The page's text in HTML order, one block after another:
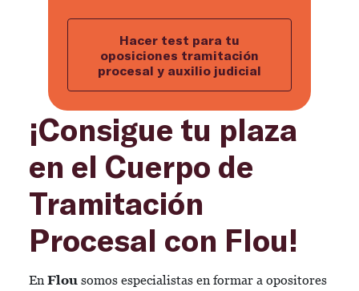
Hacer test para tu
oposiciones tramitación
procesal y auxilio judicial
¡Consigue tu plaza
en el Cuerpo de
Tramitación
Procesal con Flou!
En Flou somos especialistas en formar a opositores